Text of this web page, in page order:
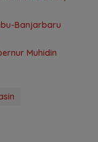
Banjarbaru
Muhidin